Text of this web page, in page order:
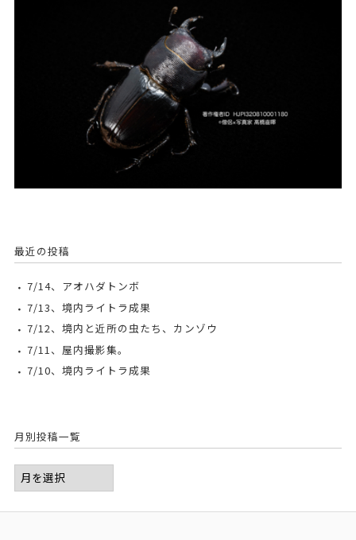
最近の投稿
7/14、アオハダトンボ
7/13、境内ライトラ成果
7/12、境内と近所の虫たち、カンゾウ
7/11、屋内撮影集。
7/10、境内ライトラ成果
月別投稿一覧